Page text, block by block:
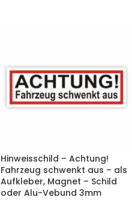
Hinweisschild – Achtung!
Fahrzeug schwenkt aus – als
Aufkleber, Magnet – Schild
oder Alu-Vebund 3mm